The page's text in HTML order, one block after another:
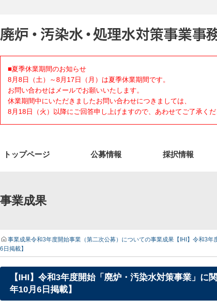
■夏季休業期間のお知らせ
8月8日（土）～8月17日（月）は夏季休業期間です。
お問い合わせはメールでお願いいたします。
休業期間中にいただきましたお問い合わせにつきましては、
8月18日（火）以降にご回答申し上げますので、あわせてご了承く
トップページ 公募情報 採択情報
事業成果
事業成果令和3年度開始事業（第二次公募）についての事業成果 【IHI】令和3
6日掲載】
【IHI】令和3年度開始「廃炉・汚染水対策事業」
年10月6日掲載】